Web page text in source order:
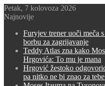
Petak, 7 kolovoza 2026
Najnovije
Furyjev trener uoči meča
borbu za zagrijavanje
Teddy Atlas zna kako
Hrgovića: To mu je mana
Hrgović žestoko
pa nitko ne bi znao za